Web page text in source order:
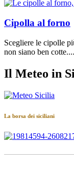
Cipolla al forno
Scegliere le cipolle
non siano ben cotte....
Il Meteo in
La borsa dei siciliani